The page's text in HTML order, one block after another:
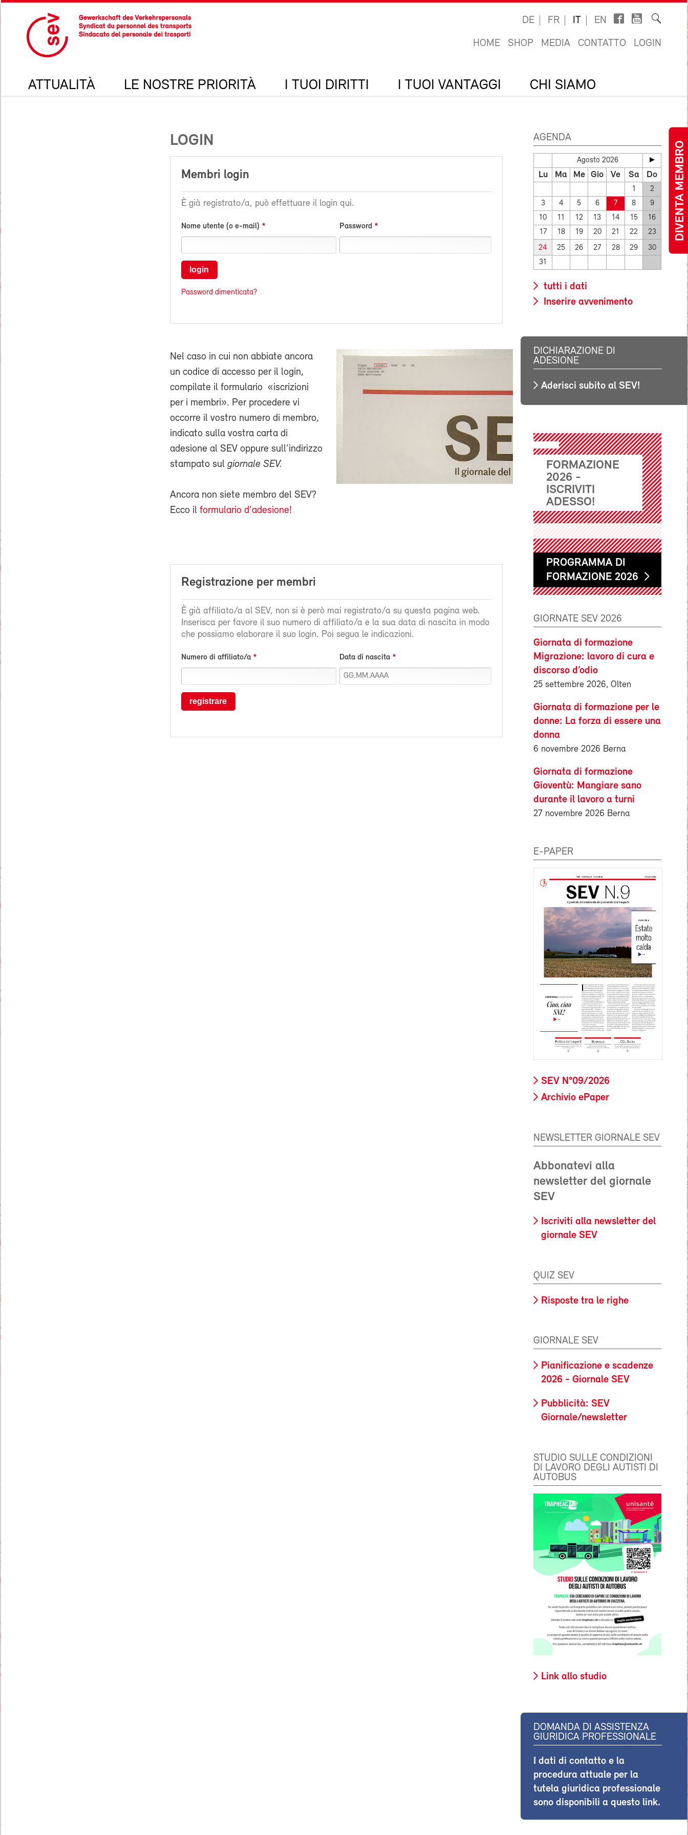
DIVENTA MEMBRO
DE FR IT EN
HOME SHOP MEDIA CONTATTO LOGIN
ATTUALITÀ LE NOSTRE PRIORITÀ I TUOI DIRITTI I TUOI VANTAGGI CHI SIAMO
LOGIN
Membri login
È già registrato/a, può effettuare il login qui.
Nome utente (o e-mail) Password
login
Password dimenticata?
Nel caso in cui non abbiate ancora
un codice di accesso per il login,
compilate il formulario «iscrizioni
per i membri». Per procedere vi
occorre il vostro numero di membro,
indicato sulla vostra carta di
adesione al SEV oppure sull’indirizzo
stampato sul giornale SEV.
Ancora non siete membro del SEV?
Ecco il formulario d'adesione!
Registrazione per membri
È già affiliato/a al SEV, non si è però mai registrato/a su questa pagina web.
Inserisca per favore il suo numero di affiliato/a e la sua data di nascita in modo
che possiamo elaborare il suo login. Poi segua le indicazioni.
Numero di affiliato/a Data di nascita
registrare
AGENDA
Agosto 2026
Lu Ma Me Gio Ve Sa Do
1
2
3
4 5 6 7 8
9
10
11 12 13 14 15
16
17
18 19 20 21 22 23
24 25 26 27 28 29
30
31
tutti i dati
Inserire avvenimento
DICHIARAZIONE DI
ADESIONE
Aderisci subito al SEV!
FORMAZIONE
2026 -
ISCRIVITI
ADESSO!
PROGRAMMA DI
FORMAZIONE 2026
GIORNATE SEV 2026
Giornata di formazione
Migrazione: lavoro di cura e
discorso d’odio
25 settembre 2026, Olten
Giornata di formazione per le
donne: La forza di essere una
donna
6 novembre 2026 Berna
Giornata di formazione
Gioventù: Mangiare sano
durante il lavoro a turni
27 novembre 2026 Berna
E-PAPER
SEV N°09/2026
Archivio ePaper
NEWSLETTER GIORNALE SEV
Abbonatevi alla
newsletter del giornale
SEV
Iscriviti alla newsletter del
giornale SEV
QUIZ SEV
Risposte tra le righe
GIORNALE SEV
Pianificazione e scadenze
2026 - Giornale SEV
Pubblicità: SEV
Giornale/newsletter
STUDIO SULLE CONDIZIONI
DI LAVORO DEGLI AUTISTI DI
AUTOBUS
Link allo studio
DOMANDA DI ASSISTENZA
GIURIDICA PROFESSIONALE
I dati di contatto e la
procedura attuale per la
tutela giuridica professionale
sono disponibili a questo link.